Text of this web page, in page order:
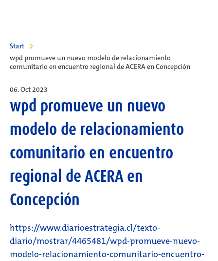
Start
wpd promueve un nuevo modelo de relacionamiento
comunitario en encuentro regional de ACERA en Concepción
06. Oct 2023
wpd promueve un nuevo
modelo de relacionamiento
comunitario en encuentro
regional de ACERA en
Concepción
https://www.diarioestrategia.cl/texto-
diario/mostrar/4465481/wpd-promueve-nuevo-
modelo-relacionamiento-comunitario-encuentro-